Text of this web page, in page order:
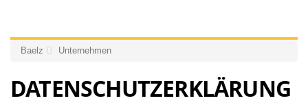
Baelz Unternehmen
DATENSCHUTZERKLÄRUNG